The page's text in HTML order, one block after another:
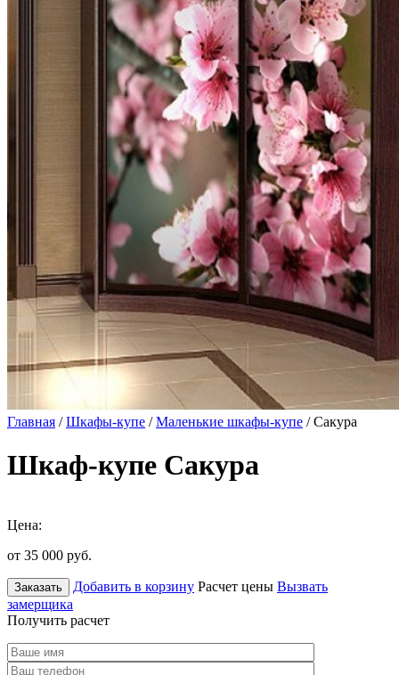
Главная /Шкафы-купе /Маленькие шкафы-купе / Сакура
Шкаф-купе Сакура
Цена:
от 35 000 руб.
Заказать Добавить в корзину Расчет цены Вызвать
замерщика
Получить расчет